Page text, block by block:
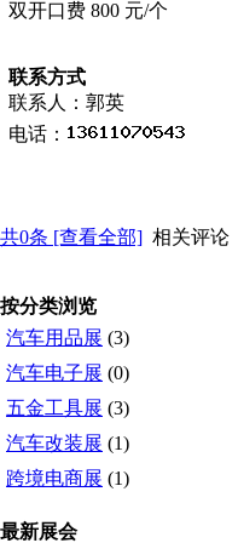
双开口费 800 元/个
联系方式
联系人：郭英
电话：
共0条 [查看全部] 相关评论
按分类浏览
汽车用品展 (3)
汽车电子展 (0)
五金工具展 (3)
汽车改装展 (1)
跨境电商展 (1)
最新展会